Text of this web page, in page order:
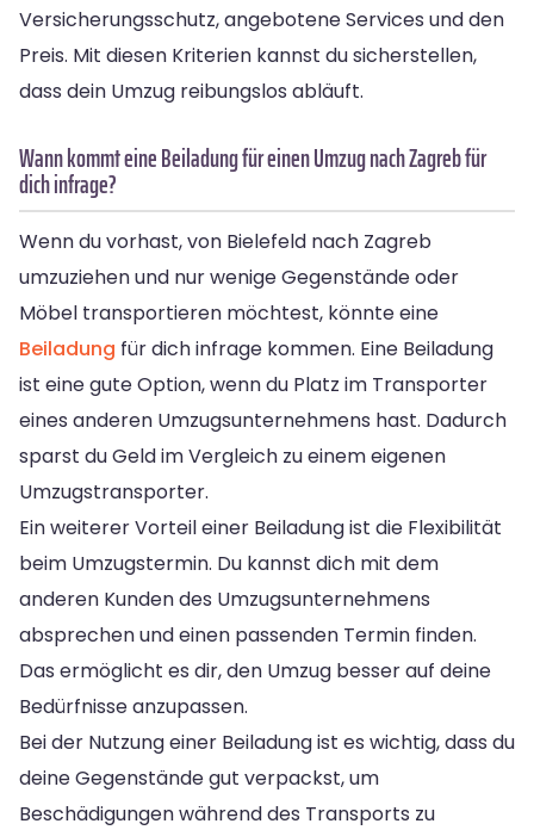
Versicherungsschutz, angebotene Services und den
Preis. Mit diesen Kriterien kannst du sicherstellen,
dass dein Umzug reibungslos abläuft.
Wann kommt eine Beiladung für einen Umzug nach Zagreb für
dich infrage?
Wenn du vorhast, von Bielefeld nach Zagreb
umzuziehen und nur wenige Gegenstände oder
Möbel transportieren möchtest, könnte eine
Beiladung für dich infrage kommen. Eine Beiladung
ist eine gute Option, wenn du Platz im Transporter
eines anderen Umzugsunternehmens hast. Dadurch
sparst du Geld im Vergleich zu einem eigenen
Umzugstransporter.
Ein weiterer Vorteil einer Beiladung ist die Flexibilität
beim Umzugstermin. Du kannst dich mit dem
anderen Kunden des Umzugsunternehmens
absprechen und einen passenden Termin finden.
Das ermöglicht es dir, den Umzug besser auf deine
Bedürfnisse anzupassen.
Bei der Nutzung einer Beiladung ist es wichtig, dass du
deine Gegenstände gut verpackst, um
Beschädigungen während des Transports zu